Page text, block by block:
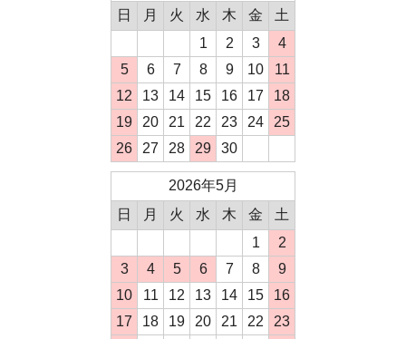
日
月 火 水 木 金
土
1
2 3
4
5
6 7 8 9 10
11
12
13 14 15 16 17
18
19
20 21 22 23 24
25
26
27 28 29 30
2026年5月
日
月 火 水 木 金
土
1
2
3
4 5 6 7 8
9
10
11 12 13 14 15
16
17
18 19 20 21 22
23